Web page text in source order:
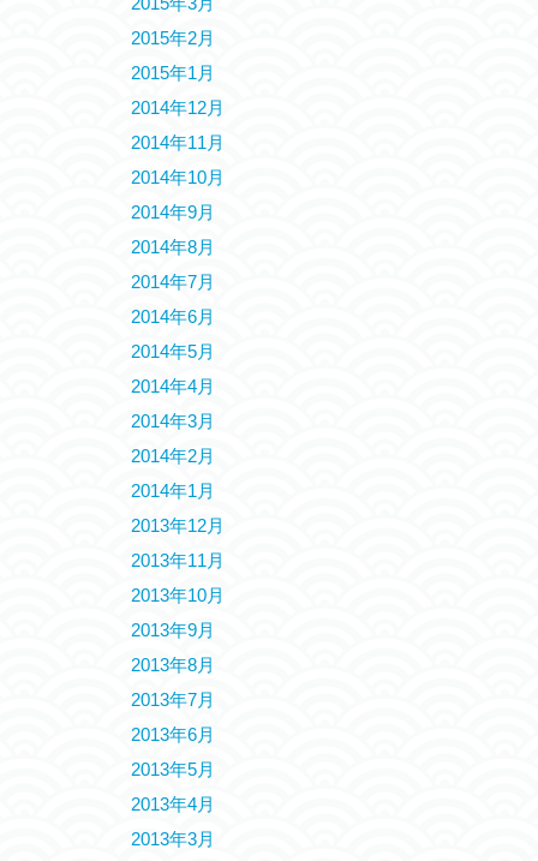
2015年2月
2015年1月
2014年12月
2014年11月
2014年10月
2014年9月
2014年8月
2014年7月
2014年6月
2014年5月
2014年4月
2014年3月
2014年2月
2014年1月
2013年12月
2013年11月
2013年10月
2013年9月
2013年8月
2013年7月
2013年6月
2013年5月
2013年4月
2013年3月